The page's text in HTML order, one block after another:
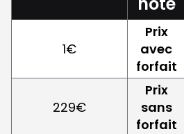
1€
Prix
avec
forfait
229€
Prix
sans
forfait